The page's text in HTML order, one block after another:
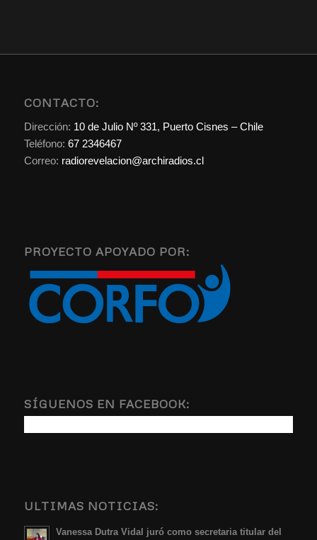
CONTACTO:
Dirección: 10 de Julio Nº 331, Puerto Cisnes – Chile
Teléfono: 67 2346467
Correo: radiorevelacion@archiradios.cl
PROYECTO APOYADO POR:
SÍGUENOS EN FACEBOOK:
ULTIMAS NOTICIAS:
Vanessa Dutra Vidal juró como secretaria titular del